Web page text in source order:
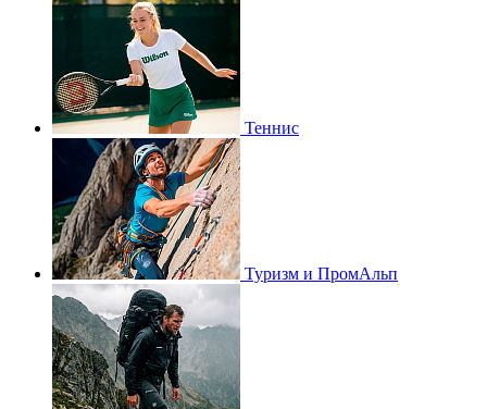
Теннис
Туризм и ПромАльп